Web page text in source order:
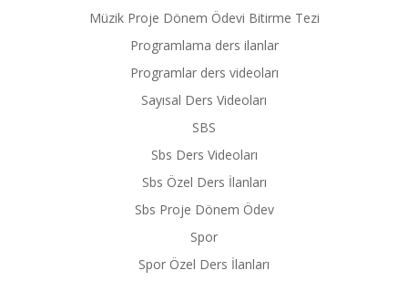
Müzik Proje Dönem Ödevi Bitirme Tezi
Programlama ders ilanlar
Programlar ders videoları
Sayısal Ders Videoları
SBS
Sbs Ders Videoları
Sbs Özel Ders İlanları
Sbs Proje Dönem Ödev
Spor
Spor Özel Ders İlanları